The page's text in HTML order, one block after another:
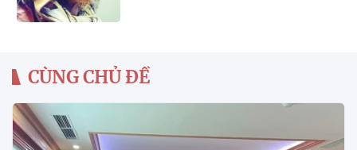
CÙNG CHỦ ĐỀ